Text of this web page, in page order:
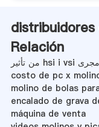
Relación
من تأثیر hsi i vsi مجری
costo de pc x
molino de bolas
encalado de grava
máquina de venta